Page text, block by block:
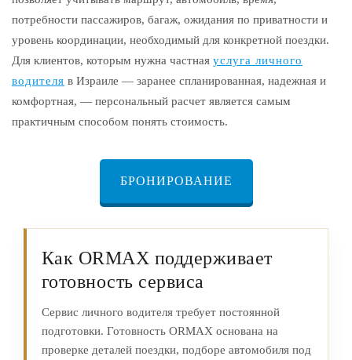
потребности пассажиров, багаж, ожидания по приватности и
уровень координации, необходимый для конкретной поездки.
Для клиентов, которым нужна частная услуга личного
водителя в Израиле — заранее спланированная, надежная и
комфортная, — персональный расчет является самым
практичным способом понять стоимость.
БРОНИРОВАНИЕ
Как ORMAX поддерживает
готовность сервиса
Сервис личного водителя требует постоянной
подготовки. Готовность ORMAX основана на
проверке деталей поездки, подборе автомобиля под